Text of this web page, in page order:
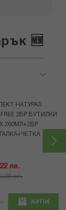
🆕
НАТУРАЛ
2БР БУТИЛКИ
260МЛ+2БР
лв.
лв.
КУПИ